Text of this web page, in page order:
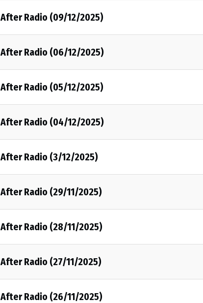
After Radio (09/12/2025)
After Radio (06/12/2025)
After Radio (05/12/2025)
After Radio (04/12/2025)
After Radio (3/12/2025)
After Radio (29/11/2025)
After Radio (28/11/2025)
After Radio (27/11/2025)
After Radio (26/11/2025)